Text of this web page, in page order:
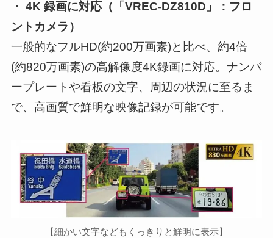
・ 4K 録画に対応（「VREC-DZ810D」：フロ
ントカメラ）
一般的なフルHD(約200万画素)と比べ、約4倍
(約820万画素)の高解像度4K録画に対応。ナンバ
ープレートや看板の文字、周辺の状況に至るま
で、高画質で鮮明な映像記録が可能です。
【細かい文字などもくっきりと鮮明に表示】